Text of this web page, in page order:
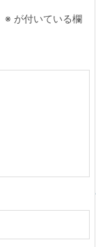
※ が付いている欄